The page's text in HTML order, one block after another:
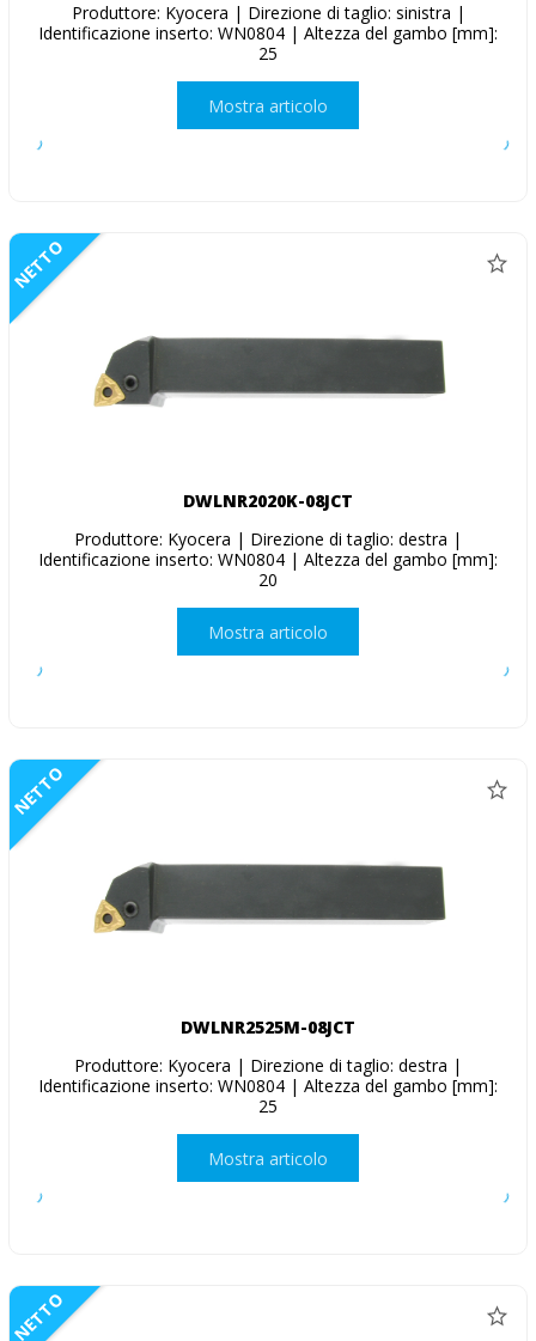
Produttore: Kyocera | Direzione di taglio: sinistra |
Identificazione inserto: WN0804 | Altezza del gambo [mm]:
25
Mostra articolo
NETTO
DWLNR2020K-08JCT
Produttore: Kyocera | Direzione di taglio: destra |
Identificazione inserto: WN0804 | Altezza del gambo [mm]:
20
Mostra articolo
NETTO
DWLNR2525M-08JCT
Produttore: Kyocera | Direzione di taglio: destra |
Identificazione inserto: WN0804 | Altezza del gambo [mm]:
25
Mostra articolo
NETTO